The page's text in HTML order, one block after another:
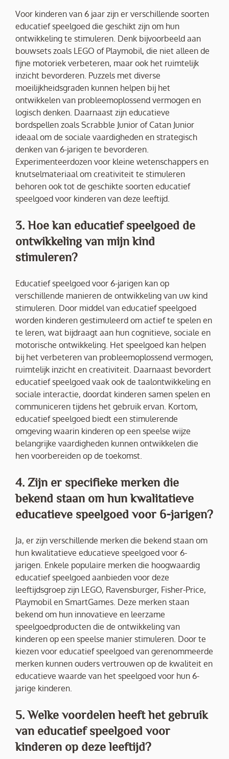
Voor kinderen van 6 jaar zijn er verschillende soorten
educatief speelgoed die geschikt zijn om hun
ontwikkeling te stimuleren. Denk bijvoorbeeld aan
bouwsets zoals LEGO of Playmobil, die niet alleen de
fijne motoriek verbeteren, maar ook het ruimtelijk
inzicht bevorderen. Puzzels met diverse
moeilijkheidsgraden kunnen helpen bij het
ontwikkelen van probleemoplossend vermogen en
logisch denken. Daarnaast zijn educatieve
bordspellen zoals Scrabble Junior of Catan Junior
ideaal om de sociale vaardigheden en strategisch
denken van 6-jarigen te bevorderen.
Experimenteerdozen voor kleine wetenschappers en
knutselmateriaal om creativiteit te stimuleren
behoren ook tot de geschikte soorten educatief
speelgoed voor kinderen van deze leeftijd.
3. Hoe kan educatief speelgoed de
ontwikkeling van mijn kind
stimuleren?
Educatief speelgoed voor 6-jarigen kan op
verschillende manieren de ontwikkeling van uw kind
stimuleren. Door middel van educatief speelgoed
worden kinderen gestimuleerd om actief te spelen en
te leren, wat bijdraagt aan hun cognitieve, sociale en
motorische ontwikkeling. Het speelgoed kan helpen
bij het verbeteren van probleemoplossend vermogen,
ruimtelijk inzicht en creativiteit. Daarnaast bevordert
educatief speelgoed vaak ook de taalontwikkeling en
sociale interactie, doordat kinderen samen spelen en
communiceren tijdens het gebruik ervan. Kortom,
educatief speelgoed biedt een stimulerende
omgeving waarin kinderen op een speelse wijze
belangrijke vaardigheden kunnen ontwikkelen die
hen voorbereiden op de toekomst.
4. Zijn er specifieke merken die
bekend staan om hun kwalitatieve
educatieve speelgoed voor 6-jarigen?
Ja, er zijn verschillende merken die bekend staan om
hun kwalitatieve educatieve speelgoed voor 6-
jarigen. Enkele populaire merken die hoogwaardig
educatief speelgoed aanbieden voor deze
leeftijdsgroep zijn LEGO, Ravensburger, Fisher-Price,
Playmobil en SmartGames. Deze merken staan
bekend om hun innovatieve en leerzame
speelgoedproducten die de ontwikkeling van
kinderen op een speelse manier stimuleren. Door te
kiezen voor educatief speelgoed van gerenommeerde
merken kunnen ouders vertrouwen op de kwaliteit en
educatieve waarde van het speelgoed voor hun 6-
jarige kinderen.
5. Welke voordelen heeft het gebruik
van educatief speelgoed voor
kinderen op deze leeftijd?